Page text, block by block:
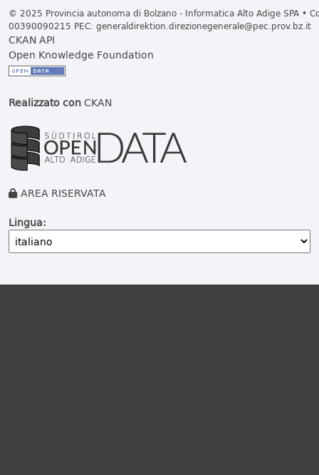
© 2025 Provincia autonoma di Bolzano - Informatica Alto Adige SPA •
00390090215 PEC: generaldirektion.direzionegenerale@pec.prov.bz.it
CKAN API
Open Knowledge Foundation
Realizzato conCKAN
AREA RISERVATA
Lingua